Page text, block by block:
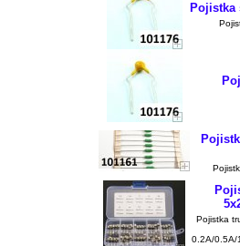
Pojistka
Pojistka
0.2A/0.5A/